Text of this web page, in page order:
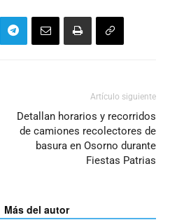
Artículo siguiente
Detallan horarios y recorridos
de camiones recolectores de
basura en Osorno durante
Fiestas Patrias
Más del autor